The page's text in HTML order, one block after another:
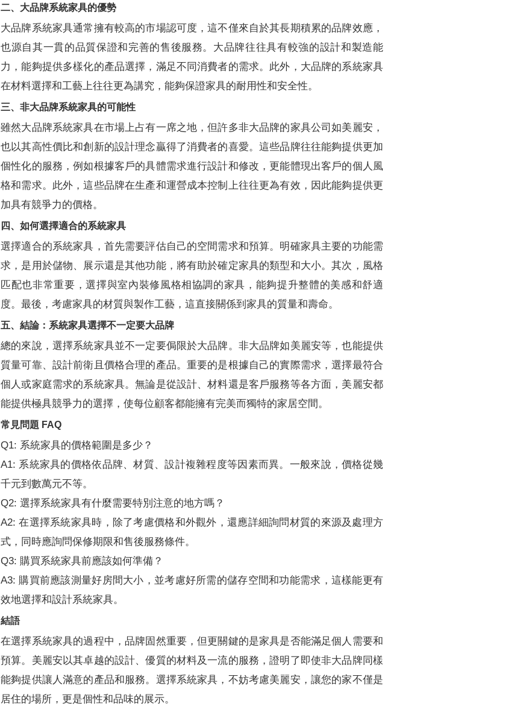
二、大品牌系統家具的優勢
大品牌系統家具通常擁有較高的市場認可度，這不僅來自於其長期積累的品牌效應，
也源自其一貫的品質保證和完善的售後服務。大品牌往往具有較強的設計和製造能
力，能夠提供多樣化的產品選擇，滿足不同消費者的需求。此外，大品牌的系統家具
在材料選擇和工藝上往往更為講究，能夠保證家具的耐用性和安全性。
三、非大品牌系統家具的可能性
雖然大品牌系統家具在市場上占有一席之地，但許多非大品牌的家具公司如美麗安，
也以其高性價比和創新的設計理念贏得了消費者的喜愛。這些品牌往往能夠提供更加
個性化的服務，例如根據客戶的具體需求進行設計和修改，更能體現出客戶的個人風
格和需求。此外，這些品牌在生產和運營成本控制上往往更為有效，因此能夠提供更
加具有競爭力的價格。
四、如何選擇適合的系統家具
選擇適合的系統家具，首先需要評估自己的空間需求和預算。明確家具主要的功能需
求，是用於儲物、展示還是其他功能，將有助於確定家具的類型和大小。其次，風格
匹配也非常重要，選擇與室內裝修風格相協調的家具，能夠提升整體的美感和舒適
度。最後，考慮家具的材質與製作工藝，這直接關係到家具的質量和壽命。
五、結論：系統家具選擇不一定要大品牌
總的來說，選擇系統家具並不一定要侷限於大品牌。非大品牌如美麗安等，也能提供
質量可靠、設計前衛且價格合理的產品。重要的是根據自己的實際需求，選擇最符合
個人或家庭需求的系統家具。無論是從設計、材料還是客戶服務等各方面，美麗安都
能提供極具競爭力的選擇，使每位顧客都能擁有完美而獨特的家居空間。
常見問題 FAQ
Q1: 系統家具的價格範圍是多少？
A1: 系統家具的價格依品牌、材質、設計複雜程度等因素而異。一般來說，價格從幾
千元到數萬元不等。
Q2: 選擇系統家具有什麼需要特別注意的地方嗎？
A2: 在選擇系統家具時，除了考慮價格和外觀外，還應詳細詢問材質的來源及處理方
式，同時應詢問保修期限和售後服務條件。
Q3: 購買系統家具前應該如何準備？
A3: 購買前應該測量好房間大小，並考慮好所需的儲存空間和功能需求，這樣能更有
效地選擇和設計系統家具。
結語
在選擇系統家具的過程中，品牌固然重要，但更關鍵的是家具是否能滿足個人需要和
預算。美麗安以其卓越的設計、優質的材料及一流的服務，證明了即使非大品牌同樣
能夠提供讓人滿意的產品和服務。選擇系統家具，不妨考慮美麗安，讓您的家不僅是
居住的場所，更是個性和品味的展示。